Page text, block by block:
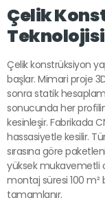
Çelik
Teknolojisi
Çelik konstrüksiyon
başlar. Mimari proje
sonra statik
sonucunda her
kesinleşir. Fabrikada
hassasiyetle kesilir.
sırasına göre
yüksek mukavemetli
montaj süresi 100 m²
tamamlanır.